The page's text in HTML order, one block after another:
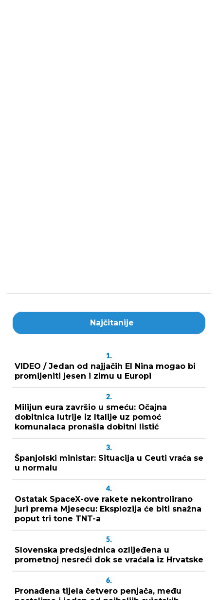
Najčitanije
1.
VIDEO / Jedan od najjačih El Nina mogao bi
promijeniti jesen i zimu u Europi
2.
Milijun eura završio u smeću: Očajna
dobitnica lutrije iz Italije uz pomoć
komunalaca pronašla dobitni listić
3.
Španjolski ministar: Situacija u Ceuti vraća se
u normalu
4.
Ostatak SpaceX-ove rakete nekontrolirano
juri prema Mjesecu: Eksplozija će biti snažna
poput tri tone TNT-a
5.
Slovenska predsjednica ozlijeđena u
prometnoj nesreći dok se vraćala iz Hrvatske
6.
Pronađena tijela četvero penjača, među